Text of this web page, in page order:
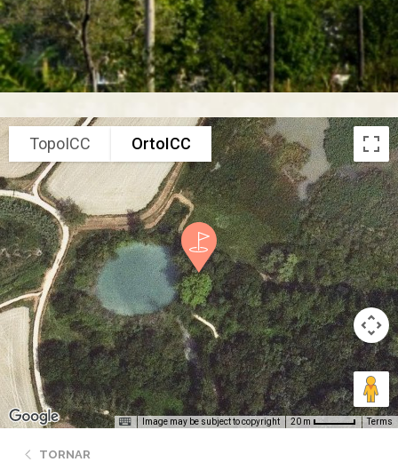
TopoICC OrtoICC
Image may be subject to copyright 20 m Terms
TORNAR